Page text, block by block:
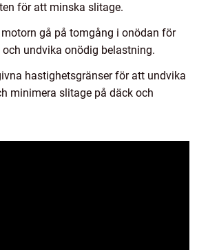
för att minska slitage.
gå på tomgång i onödan för
undvika onödig belastning.
hastighetsgränser för att undvika
minimera slitage på däck och